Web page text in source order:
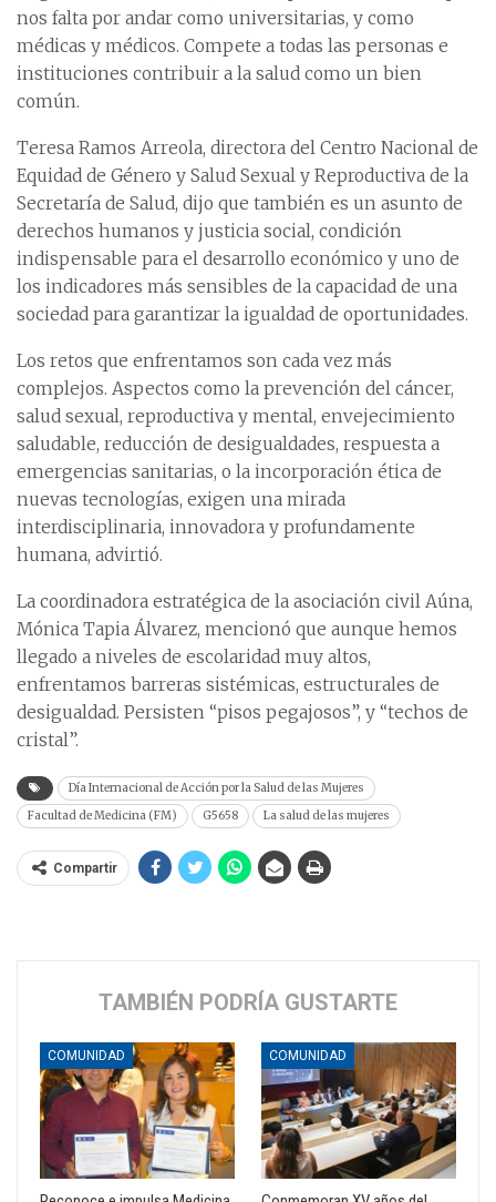
nos falta por andar como universitarias, y como
médicas y médicos. Compete a todas las personas e
instituciones contribuir a la salud como un bien
común.
Teresa Ramos Arreola, directora del Centro Nacional de
Equidad de Género y Salud Sexual y Reproductiva de la
Secretaría de Salud, dijo que también es un asunto de
derechos humanos y justicia social, condición
indispensable para el desarrollo económico y uno de
los indicadores más sensibles de la capacidad de una
sociedad para garantizar la igualdad de oportunidades.
Los retos que enfrentamos son cada vez más
complejos. Aspectos como la prevención del cáncer,
salud sexual, reproductiva y mental, envejecimiento
saludable, reducción de desigualdades, respuesta a
emergencias sanitarias, o la incorporación ética de
nuevas tecnologías, exigen una mirada
interdisciplinaria, innovadora y profundamente
humana, advirtió.
La coordinadora estratégica de la asociación civil Aúna,
Mónica Tapia Álvarez, mencionó que aunque hemos
llegado a niveles de escolaridad muy altos,
enfrentamos barreras sistémicas, estructurales de
desigualdad. Persisten “pisos pegajosos”, y “techos de
cristal”.
Día Internacional de Acción por la Salud de las Mujeres
Facultad de Medicina (FM)
G5658 La salud de las mujeres
Compartir
TAMBIÉN PODRÍA GUSTARTE
COMUNIDAD COMUNIDAD